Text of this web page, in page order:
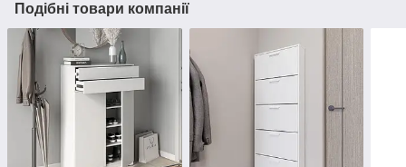
Подібні товари компанії